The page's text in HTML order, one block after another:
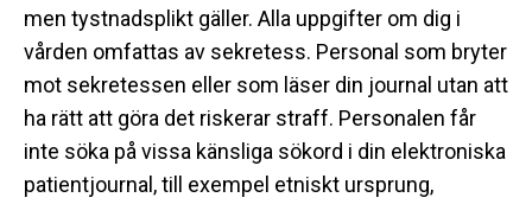
men tystnadsplikt gäller. Alla uppgifter om dig i
vården omfattas av sekretess. Personal som bryter
mot sekretessen eller som läser din journal utan att
ha rätt att göra det riskerar straff. Personalen får
inte söka på vissa känsliga sökord i din elektroniska
patientjournal, till exempel etniskt ursprung,